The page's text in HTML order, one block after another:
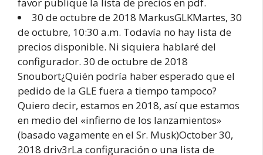
30 de octubre de 2018 MarkusGLKMartes, 30
de octubre, 10:30 a.m. Todavía no hay lista de
precios disponible. Ni siquiera hablaré del
configurador. 30 de octubre de 2018
Snoubort¿Quién podría haber esperado que el
pedido de la GLE fuera a tiempo tampoco?
Quiero decir, estamos en 2018, así que estamos
en medio del «infierno de los lanzamientos»
(basado vagamente en el Sr. Musk)October 30,
2018 driv3rLa configuración o una lista de